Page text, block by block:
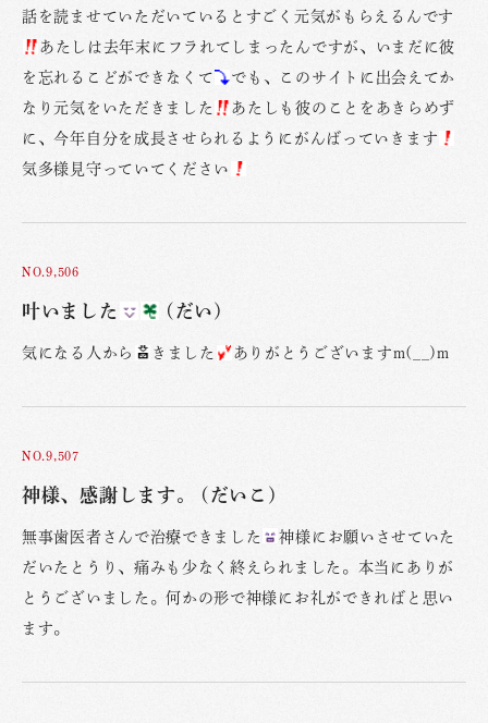
話を読ませていただいているとすごく元気がもらえるんです
あたしは去年末にフラれてしまったんですが、いまだに彼
を忘れるこどができなくて
でも、このサイトに出会えてか
なり元気をいただきました
あたしも彼のことをあきらめず
に、今年自分を成長させられるようにがんばっていきます
気多様見守っていてください
NO.9,506
叶いました (だい)
気になる人から きました ありがとうございますm(__)m
NO.9,507
神様、感謝します。 (だいこ)
無事歯医者さんで治療できました
神様にお願いさせていた
だいたとうり、痛みも少なく終えられました。本当にありが
とうございました。何かの形で神様にお礼ができればと思い
ます。